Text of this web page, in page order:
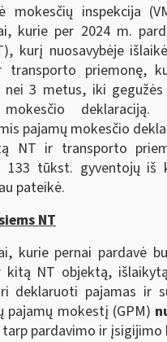
mokesčių inspekcija
kurie per 2024 m.
kurį nuosavybėje
transporto priemonę,
nei 3 metus, iki
deklaraciją.
pajamų mokesčio
NT ir transporto
133 tūkst. gyventojų iš
pateikė.
NT
kurie pernai pardavė
kitą NT objektą,
deklaruoti pajamas ir
pajamų mokestį (GPM)
pardavimo ir įsigijimo